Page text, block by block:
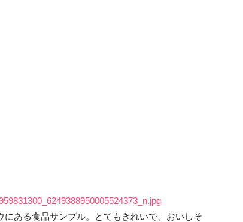
ある食品サンプル。とてもきれいで、おいしそ